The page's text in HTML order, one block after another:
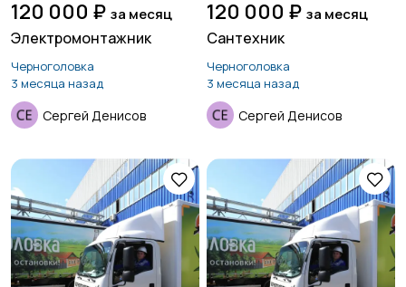
120 000 ₽ за месяц
Электромонтажник
Черноголовка
3 месяца назад
Сергей Денисов
120 000 ₽ за месяц
Сантехник
Черноголовка
3 месяца назад
Сергей Денисов